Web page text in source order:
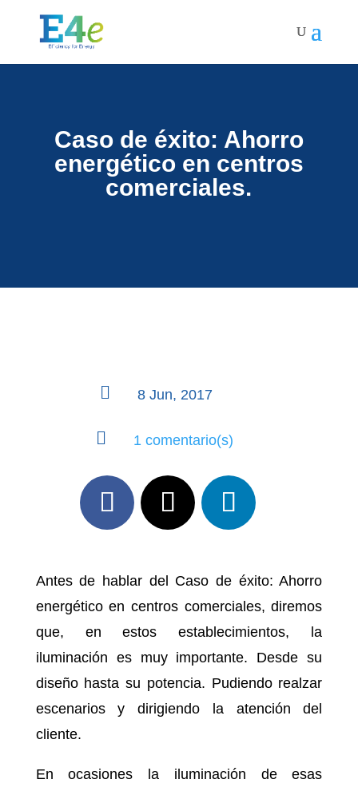
Caso de éxito: Ahorro
energético en centros
comerciales.
 8 Jun, 2017
 1 comentario(s)
Antes de hablar del Caso de éxito: Ahorro
energético en centros comerciales, diremos
que, en estos establecimientos, la
iluminación es muy importante. Desde su
diseño hasta su potencia. Pudiendo realzar
escenarios y dirigiendo la atención del
cliente.
En ocasiones la iluminación de esas